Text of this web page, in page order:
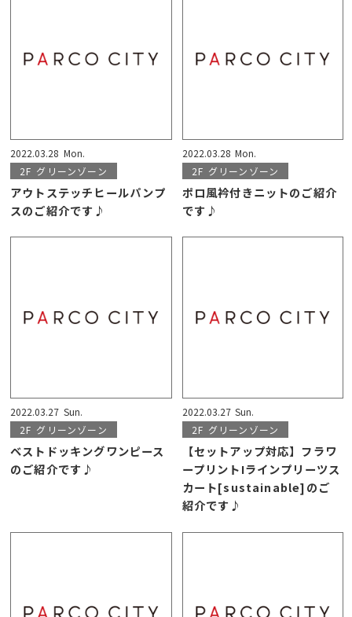
2022.03.28 Mon.
2F グリーンゾーン
アウトステッチヒールパンプ
スのご紹介です♪
2022.03.28 Mon.
2F グリーンゾーン
ポロ風衿付きニットのご紹介
です♪
2022.03.27 Sun.
2F グリーンゾーン
ベストドッキングワンピース
のご紹介です♪
2022.03.27 Sun.
2F グリーンゾーン
【セットアップ対応】フラワ
ープリントIラインプリーツス
カート[sustainable]のご
紹介です♪